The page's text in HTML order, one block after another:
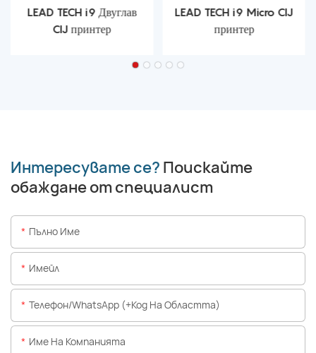
LEAD TECH i9 Двуглав
CIJ принтер
LEAD TECH i9 Micro CIJ
принтер
Интересувате се? Поискайте
обаждане от специалист
Пълно Име
Имейл
Телефон/WhatsApp (+Код На Областта)
Име На Компанията